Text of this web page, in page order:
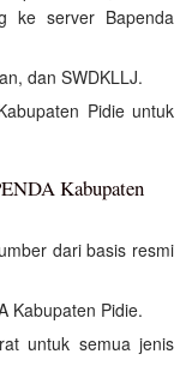
ke server Bapenda
dan SWDKLLJ.
Pidie untuk
Kabupaten
dari basis resmi
Kabupaten Pidie.
untuk semua jenis